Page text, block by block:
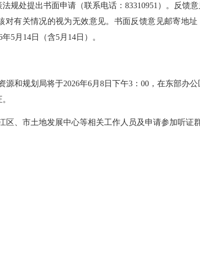
法规处提出书面申请（联系电话：83310951）。反馈
对有关情况的视为无效意见。书面反馈意见邮寄地
年5月14日 （含5月14日 ） 。
源和规划局将于2026年6月8日下午3：00，在东部办
区、市土地发展中心等相关工作人员及申请参加听证